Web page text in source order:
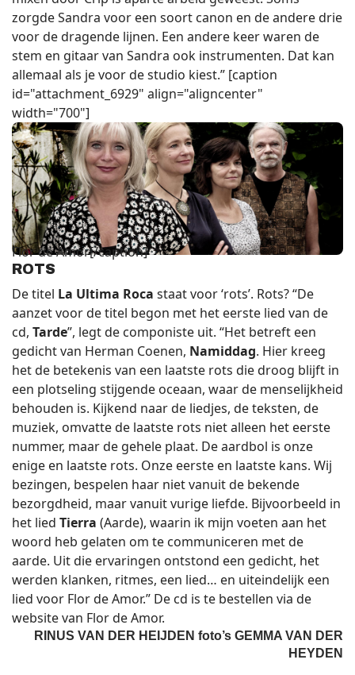
zorgde Sandra voor een soort canon en de andere drie
voor de dragende lijnen. Een andere keer waren de
stem en gitaar van Sandra ook instrumenten. Dat kan
allemaal als je voor de studio kiest.” [caption
id="attachment_6929" align="aligncenter"
width="700"]
Flor de Amor[/caption]
ROTS
De titel La Ultima Roca staat voor ‘rots’. Rots? “De
aanzet voor de titel begon met het eerste lied van de
cd, Tarde”, legt de componiste uit. “Het betreft een
gedicht van Herman Coenen, Namiddag. Hier kreeg
het de betekenis van een laatste rots die droog blijft in
een plotseling stijgende oceaan, waar de menselijkheid
behouden is. Kijkend naar de liedjes, de teksten, de
muziek, omvatte de laatste rots niet alleen het eerste
nummer, maar de gehele plaat. De aardbol is onze
enige en laatste rots. Onze eerste en laatste kans. Wij
bezingen, bespelen haar niet vanuit de bekende
bezorgdheid, maar vanuit vurige liefde. Bijvoorbeeld in
het lied Tierra (Aarde), waarin ik mijn voeten aan het
woord heb gelaten om te communiceren met de
aarde. Uit die ervaringen ontstond een gedicht, het
werden klanken, ritmes, een lied… en uiteindelijk een
lied voor Flor de Amor.” De cd is te bestellen via de
website van Flor de Amor.
RINUS VAN DER HEIJDEN foto’s GEMMA VAN DER
HEYDEN